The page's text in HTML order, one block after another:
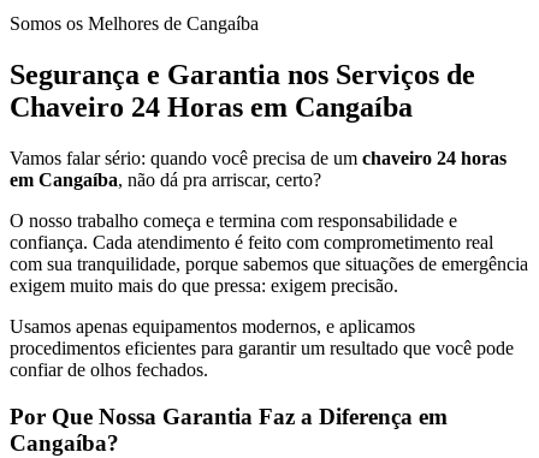
Somos os Melhores de Cangaíba
Segurança e Garantia nos Serviços de
Chaveiro 24 Horas em Cangaíba
Vamos falar sério: quando você precisa de um chaveiro 24 horas
em Cangaíba, não dá pra arriscar, certo?
O nosso trabalho começa e termina com responsabilidade e
confiança. Cada atendimento é feito com comprometimento real
com sua tranquilidade, porque sabemos que situações de emergência
exigem muito mais do que pressa: exigem precisão.
Usamos apenas equipamentos modernos, e aplicamos
procedimentos eficientes para garantir um resultado que você pode
confiar de olhos fechados.
Por Que Nossa Garantia Faz a Diferença em
Cangaíba?